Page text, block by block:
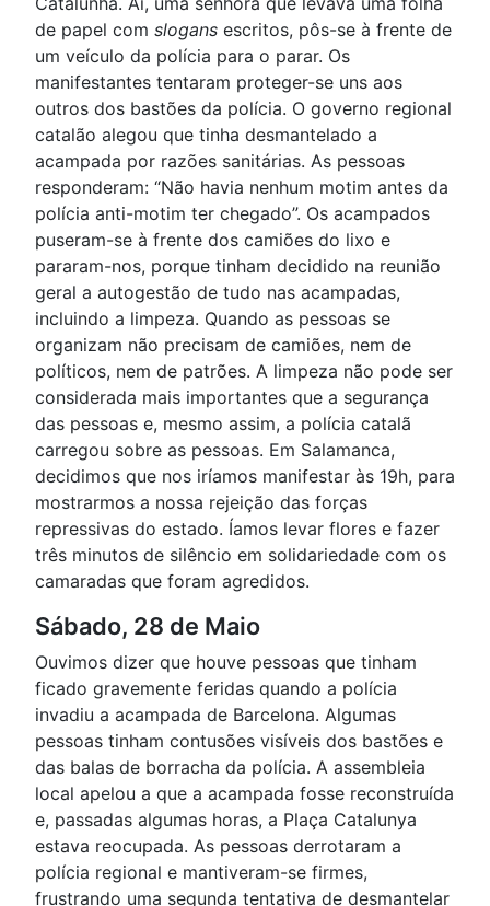
de papel com slogans escritos, pôs-se à frente de
um veículo da polícia para o parar. Os
manifestantes tentaram proteger-se uns aos
outros dos bastões da polícia. O governo regional
catalão alegou que tinha desmantelado a
acampada por razões sanitárias. As pessoas
responderam: “Não havia nenhum motim antes da
polícia anti-motim ter chegado”. Os acampados
puseram-se à frente dos camiões do lixo e
pararam-nos, porque tinham decidido na reunião
geral a autogestão de tudo nas acampadas,
incluindo a limpeza. Quando as pessoas se
organizam não precisam de camiões, nem de
políticos, nem de patrões. A limpeza não pode ser
considerada mais importantes que a segurança
das pessoas e, mesmo assim, a polícia catalã
carregou sobre as pessoas. Em Salamanca,
decidimos que nos iríamos manifestar às 19h, para
mostrarmos a nossa rejeição das forças
repressivas do estado. Íamos levar flores e fazer
três minutos de silêncio em solidariedade com os
camaradas que foram agredidos.
Sábado, 28 de Maio
Ouvimos dizer que houve pessoas que tinham
ficado gravemente feridas quando a polícia
invadiu a acampada de Barcelona. Algumas
pessoas tinham contusões visíveis dos bastões e
das balas de borracha da polícia. A assembleia
local apelou a que a acampada fosse reconstruída
e, passadas algumas horas, a Plaça Catalunya
estava reocupada. As pessoas derrotaram a
polícia regional e mantiveram-se firmes,
frustrando uma segunda tentativa de desmantelar